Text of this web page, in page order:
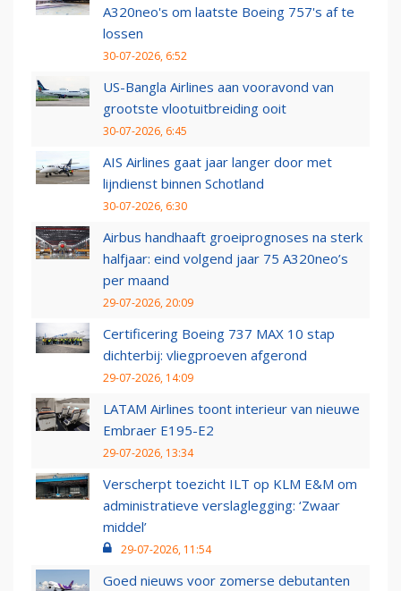
A320neo's om laatste Boeing 757's af te
lossen
30-07-2026, 6:52
US-Bangla Airlines aan vooravond van
grootste vlootuitbreiding ooit
30-07-2026, 6:45
AIS Airlines gaat jaar langer door met
lijndienst binnen Schotland
30-07-2026, 6:30
Airbus handhaaft groeiprognoses na sterk
halfjaar: eind volgend jaar 75 A320neo’s
per maand
29-07-2026, 20:09
Certificering Boeing 737 MAX 10 stap
dichterbij: vliegproeven afgerond
29-07-2026, 14:09
LATAM Airlines toont interieur van nieuwe
Embraer E195-E2
29-07-2026, 13:34
Verscherpt toezicht ILT op KLM E&M om
administratieve verslaglegging: ‘Zwaar
middel’
29-07-2026, 11:54
Goed nieuws voor zomerse debutanten